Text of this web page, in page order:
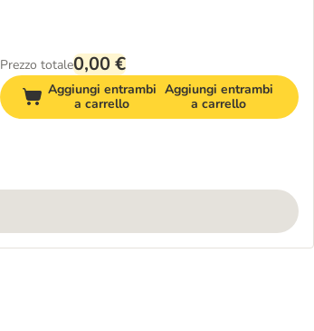
Prezzo totale0,00 €
Aggiungi entrambi
a carrello
Aggiungi entrambi
a carrello